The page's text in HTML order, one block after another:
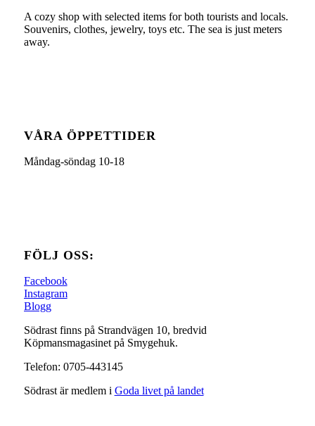
A cozy shop with selected items for both tourists and locals.
Souvenirs, clothes, jewelry, toys etc. The sea is just meters
away.
VÅRA ÖPPETTIDER
Måndag-söndag 10-18
FÖLJ OSS:
Facebook
Instagram
Blogg
Södrast finns på Strandvägen 10, bredvid
Köpmansmagasinet på Smygehuk.
Telefon: 0705-443145
Södrast är medlem i Goda livet på landet